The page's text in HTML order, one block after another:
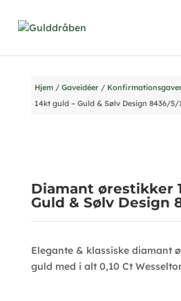
Hjem/ Gaveidéer/
14kt guld – Guld & Sølv Design 8436/5/
Diamant ørestikker
Guld & Sølv Design
Elegante & klassiske diamant
guld med i alt 0,10 Ct